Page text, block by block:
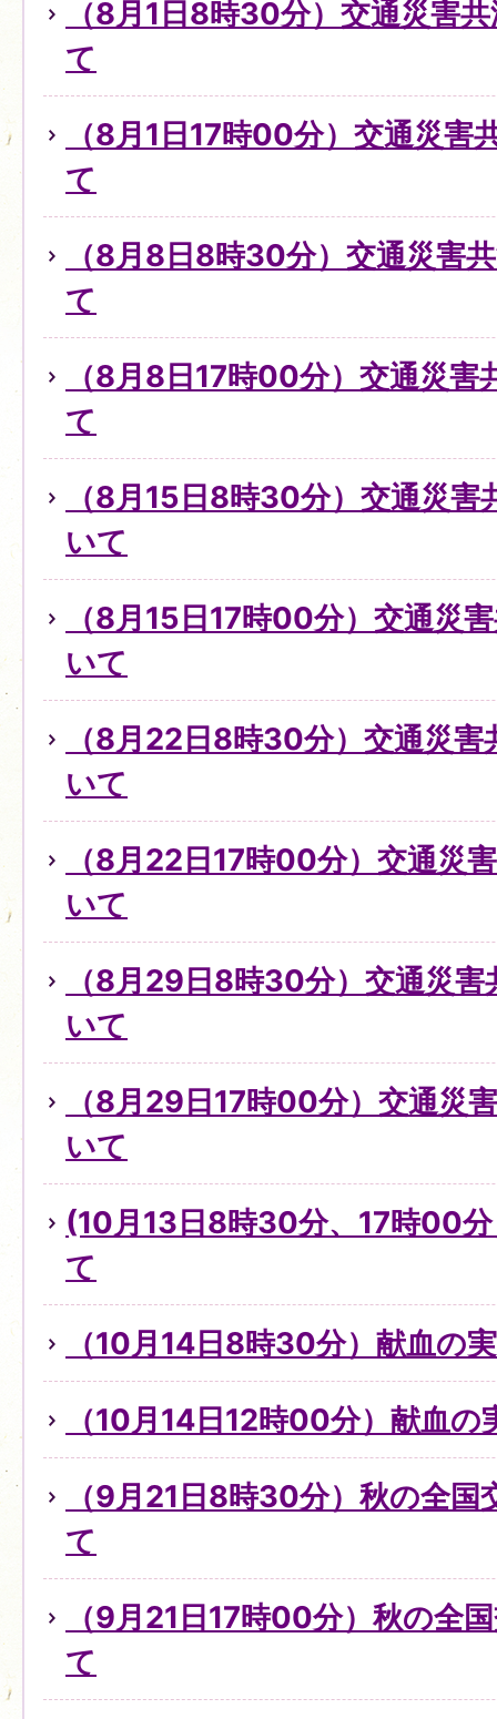
（8月1日8時30分）交通災害
て
（8月1日17時00分）交通災害
て
（8月8日8時30分）交通災害
て
（8月8日17時00分）交通災
て
（8月15日8時30分）交通災害
いて
（8月15日17時00分）交通災
いて
（8月22日8時30分）交通災
いて
（8月22日17時00分）交通災
いて
（8月29日8時30分）交通災
いて
（8月29日17時00分）交通災
いて
(10月13日8時30分、17時00
て
（10月14日8時30分）献血の
（10月14日12時00分）献血の
（9月21日8時30分）秋の全国
て
（9月21日17時00分）秋の全
て